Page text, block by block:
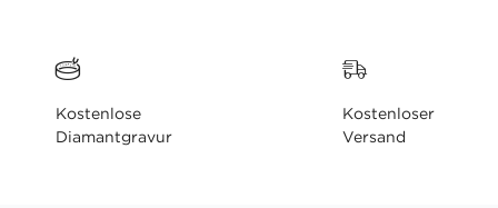
Kostenlose
Diamantgravur
Kostenloser
Versand